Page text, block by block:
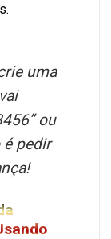
uma
ou
pedir